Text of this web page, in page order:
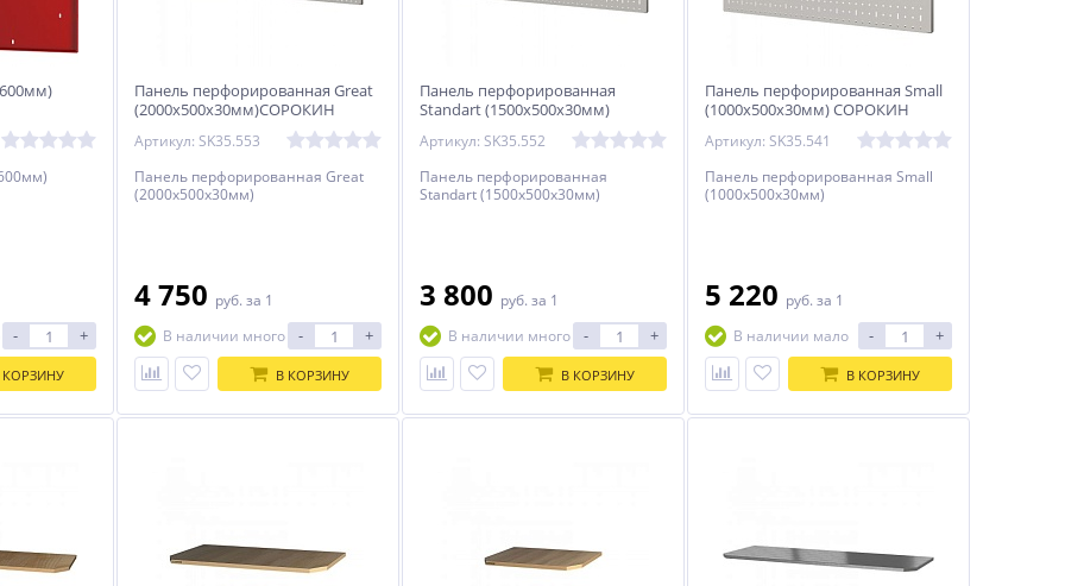
- +
КОРЗИНУ
Панель перфорированная Great
(2000х500х30мм)СОРОКИН
Артикул: SK35.553
Панель перфорированная Great
(2000х500х30мм)
4 750 руб. за 1
В наличии много
- +
В КОРЗИНУ
Панель перфорированная
Standart (1500х500х30мм)
Артикул: SK35.552
Панель перфорированная
Standart (1500х500х30мм)
3 800 руб. за 1
В наличии много
- +
В КОРЗИНУ
Панель перфорированная Small
(1000х500х30мм) СОРОКИН
Артикул: SK35.541
Панель перфорированная Small
(1000х500х30мм)
5 220 руб. за 1
В наличии мало
- +
В КОРЗИНУ